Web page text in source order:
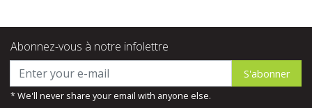
Abonnez-vous à notre infolettre
S'abonner
* We'll never share your email with anyone else.